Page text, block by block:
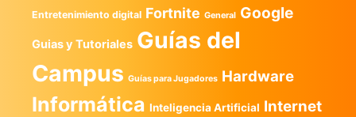
Entretenimiento digital Fortnite General Google
Guias y Tutoriales Guías del
Campus Guías para Jugadores Hardware
Informática Inteligencia Artificial Internet